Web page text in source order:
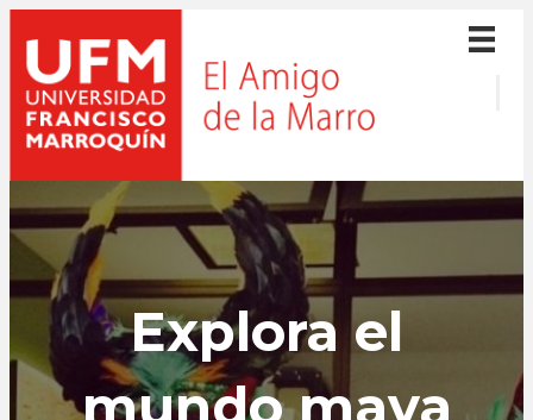
Explora el
mundo maya